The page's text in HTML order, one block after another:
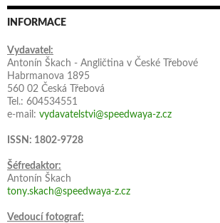
INFORMACE
Vydavatel:
Antonín Škach - Angličtina v České Třebové
Habrmanova 1895
560 02 Česká Třebová
Tel.: 604534551
e-mail: vydavatelstvi@speedwaya-z.cz
ISSN: 1802-9728
Šéfredaktor:
Antonín Škach
tony.skach@speedwaya-z.cz
Vedoucí fotograf: